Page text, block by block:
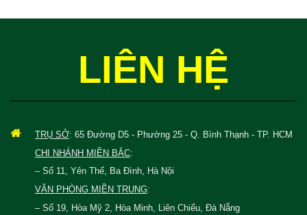
LIÊN HỆ
TRỤ SỞ: 65 Đường D5 - Phường 25 - Q. Bình Thạnh - TP. HCM
CHI NHÁNH MIỀN BẮC:
– Số 11, Yên Thế, Ba Đình, Hà Nội
VĂN PHÒNG MIỀN TRUNG:
– Số 19, Hòa Mỹ 2, Hòa Minh, Liên Chiểu, Đà Nẵng